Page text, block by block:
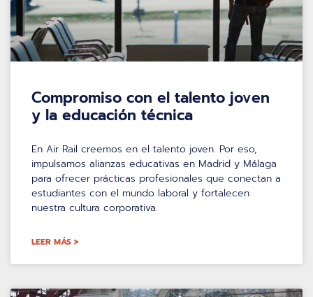
Compromiso con el talento joven
y la educación técnica
En Air Rail creemos en el talento joven. Por eso,
impulsamos alianzas educativas en Madrid y Málaga
para ofrecer prácticas profesionales que conectan a
estudiantes con el mundo laboral y fortalecen
nuestra cultura corporativa.
LEER MÁS >